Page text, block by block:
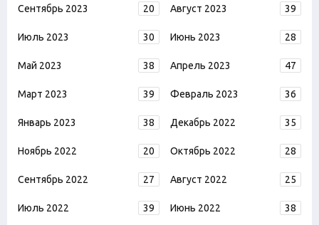
Сентябрь 2023 20 Август 2023 39
Июль 2023 30 Июнь 2023 28
Май 2023 38 Апрель 2023 47
Март 2023 39 Февраль 2023 36
Январь 2023 38 Декабрь 2022 35
Ноябрь 2022 20 Октябрь 2022 28
Сентябрь 2022 27 Август 2022 25
Июль 2022 39 Июнь 2022 38